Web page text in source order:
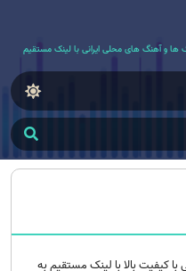
ها و آهنگ های محلی ایرانی با لینک مستقیم
کیفیت بالا با لینک مستقیم به